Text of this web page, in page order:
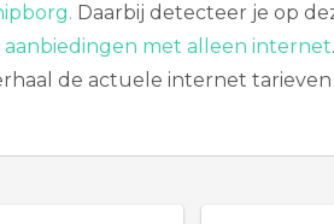
Daarbij detecteer je op
aanbiedingen met alleen internet
de actuele internet